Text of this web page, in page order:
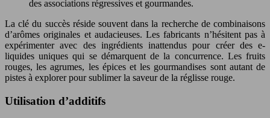
des associations régressives et gourmandes.
La clé du succès réside souvent dans la recherche de combinaisons
d’arômes originales et audacieuses. Les fabricants n’hésitent pas à
expérimenter avec des ingrédients inattendus pour créer des e-
liquides uniques qui se démarquent de la concurrence. Les fruits
rouges, les agrumes, les épices et les gourmandises sont autant de
pistes à explorer pour sublimer la saveur de la réglisse rouge.
Utilisation d’additifs